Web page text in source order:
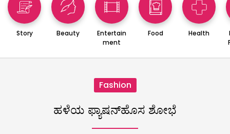
Story Beauty
Entertain
ment
Food Health
Fashion
ಹಳೆಯ ಫ್ಯಾಷನ್‌ಹೊಸ ಶೋಭೆ